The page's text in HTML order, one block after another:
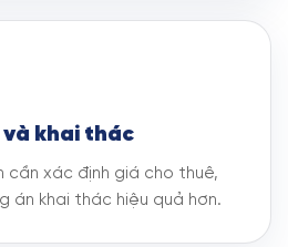
và khai thác
cần xác định giá cho thuê,
án khai thác hiệu quả hơn.